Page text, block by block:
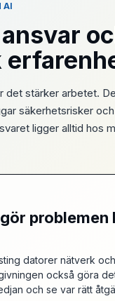
AI
det stärker arbetet.
säkerhetsrisker och
ligger alltid hos
problemen
datorer nätverk
också göra
och se var rätt